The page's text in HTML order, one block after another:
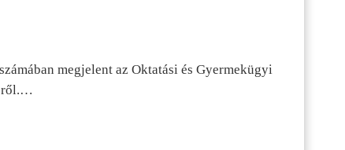
megjelent az Oktatási és Gyermekügyi